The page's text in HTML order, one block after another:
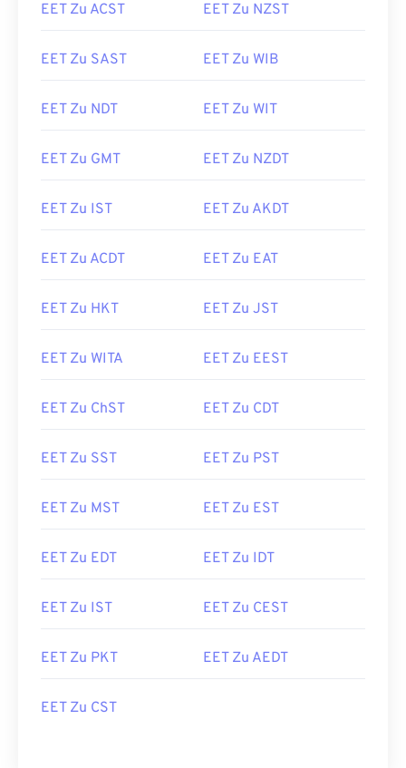
EET Zu ACST EET Zu NZST
EET Zu SAST EET Zu WIB
EET Zu NDT EET Zu WIT
EET Zu GMT EET Zu NZDT
EET Zu IST EET Zu AKDT
EET Zu ACDT EET Zu EAT
EET Zu HKT EET Zu JST
EET Zu WITA EET Zu EEST
EET Zu ChST EET Zu CDT
EET Zu SST EET Zu PST
EET Zu MST EET Zu EST
EET Zu EDT EET Zu IDT
EET Zu IST EET Zu CEST
EET Zu PKT EET Zu AEDT
EET Zu CST